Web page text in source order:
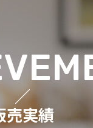
／
売実績